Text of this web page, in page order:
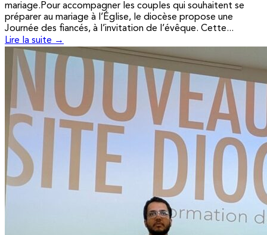
mariage.Pour accompagner les couples qui souhaitent se
préparer au mariage à l’Église, le diocèse propose une
Journée des fiancés, à l’invitation de l’évêque. Cette...
Lire la suite →